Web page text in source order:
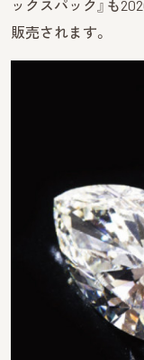
ックスパック』も
販売されます。